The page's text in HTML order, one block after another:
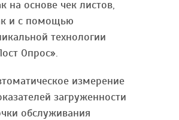
на основе чек листов,
и с помощью
технологии
Опрос».
измерение
загруженности
обслуживания